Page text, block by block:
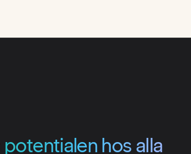
hos alla